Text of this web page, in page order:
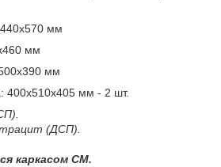
мм
мм
мм
400x510x405 мм - 2 шт.
(ДСП).
каркасом СМ.